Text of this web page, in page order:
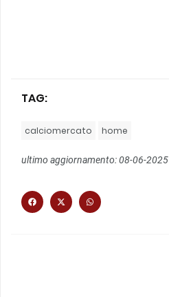
TAG:
calciomercato home
ultimo aggiornamento: 08-06-2025